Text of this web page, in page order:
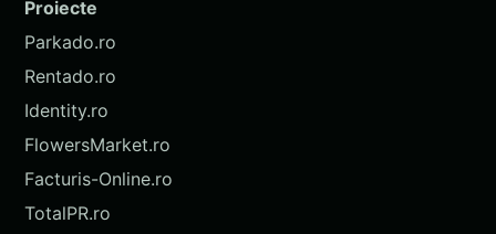
Proiecte
Parkado.ro
Rentado.ro
Identity.ro
FlowersMarket.ro
Facturis-Online.ro
TotalPR.ro